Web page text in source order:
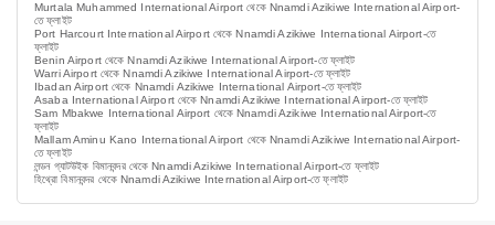
Murtala Muhammed International Airport থেকে Nnamdi Azikiwe International Airport-
তে ফ্লাইট
Port Harcourt International Airport থেকে Nnamdi Azikiwe International Airport-তে
ফ্লাইট
Benin Airport থেকে Nnamdi Azikiwe International Airport-তে ফ্লাইট
Warri Airport থেকে Nnamdi Azikiwe International Airport-তে ফ্লাইট
Ibadan Airport থেকে Nnamdi Azikiwe International Airport-তে ফ্লাইট
Asaba International Airport থেকে Nnamdi Azikiwe International Airport-তে ফ্লাইট
Sam Mbakwe International Airport থেকে Nnamdi Azikiwe International Airport-তে
ফ্লাইট
Mallam Aminu Kano International Airport থেকে Nnamdi Azikiwe International Airport-
তে ফ্লাইট
লন্ডন গ্যাটউইক বিমানবন্দর থেকে Nnamdi Azikiwe International Airport-তে ফ্লাইট
হিথ্রো বিমানবন্দর থেকে Nnamdi Azikiwe International Airport-তে ফ্লাইট